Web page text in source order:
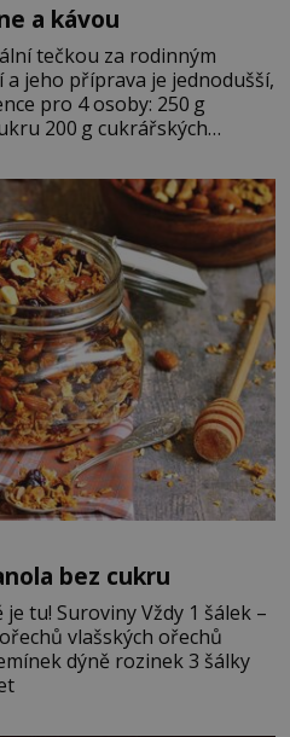
a kávou
tečkou za rodinným
jeho příprava je jednodušší,
4 osoby: 250 g
od bílků. Žloutky
pěny a postupně do nich
hladký
bez cukru
1 šálek –
vlašských ořechů
dýně rozinek 3 šálky